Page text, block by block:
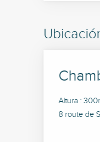
Altura :
8 route de